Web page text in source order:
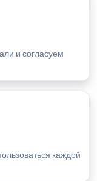
и согласуем
каждой